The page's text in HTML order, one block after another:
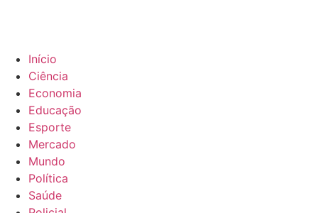
Início
Ciência
Economia
Educação
Esporte
Mercado
Mundo
Política
Saúde